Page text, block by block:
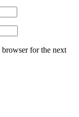
browser for the next